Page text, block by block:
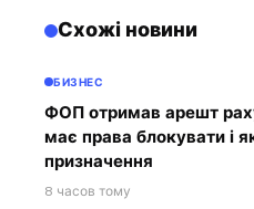
Схожі новини
БИЗНЕС
ФОП отримав арешт
має права блокувати і
призначення
8 часов тому